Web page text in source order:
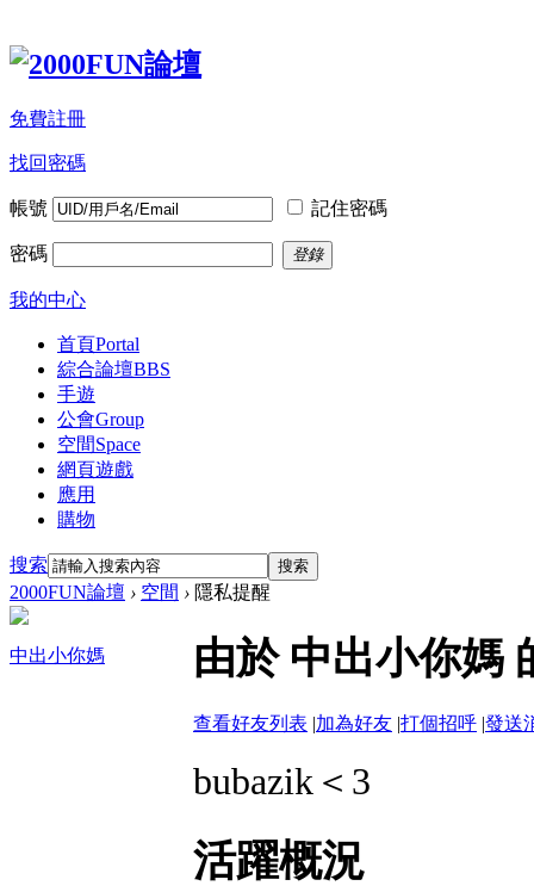
免費註冊
找回密碼
帳號 記住密碼
密碼 登錄
我的中心
首頁Portal
綜合論壇BBS
手遊
公會Group
空間Space
網頁遊戲
應用
購物
搜索 搜索
2000FUN論壇 › 空間 › 隱私提醒
中出小你媽 由於 中出小你媽
查看好友列表 |加為好友 |打個招呼 |發送
bubazik＜3
活躍概況